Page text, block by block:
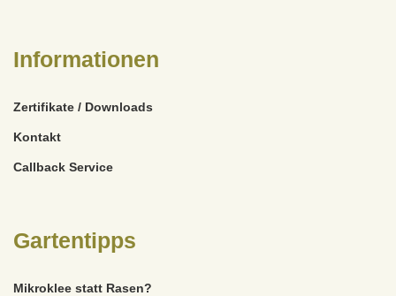
Informationen
Zertifikate / Downloads
Kontakt
Callback Service
Gartentipps
Mikroklee statt Rasen?